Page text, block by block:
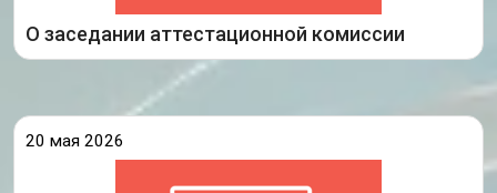
О заседании аттестационной комиссии
Подробнее
20 мая 2026Опубликовано распоряжение министерства